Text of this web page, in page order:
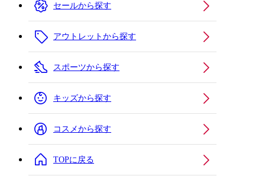
セールから探す
アウトレットから探す
スポーツから探す
キッズから探す
コスメから探す
TOPに戻る